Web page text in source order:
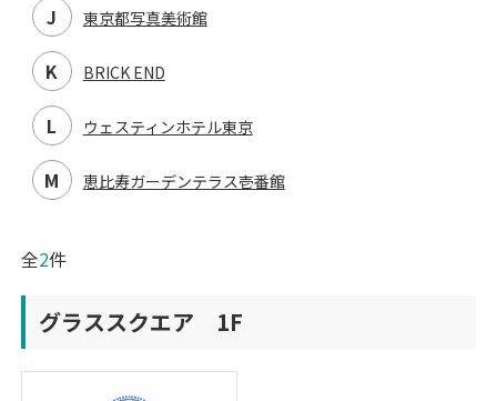
J 東京都写真美術館
K BRICK END
L ウェスティンホテル東京
M 恵比寿ガーデンテラス壱番館
全2件
グラススクエア 1F